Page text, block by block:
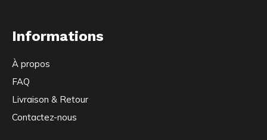
Informations
À propos
FAQ
Livraison & Retour
Contactez-nous